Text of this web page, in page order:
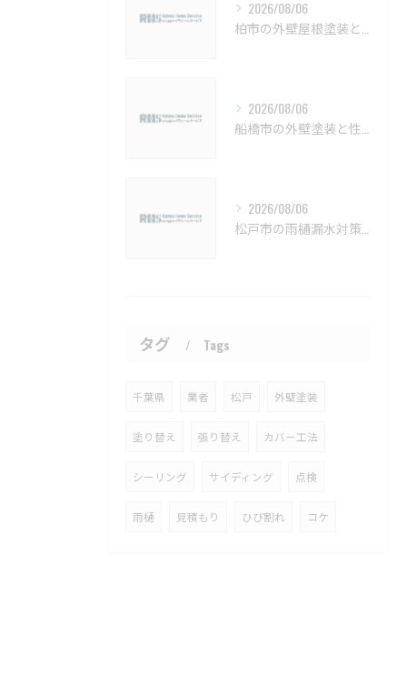
2026/08/06
2026/08/06
2026/08/06
タグ Tags
千葉県 業者 松戸 外壁塗装
塗り替え 張り替え カバー工法
シーリング サイディング 点検
雨樋 見積もり ひび割れ コケ